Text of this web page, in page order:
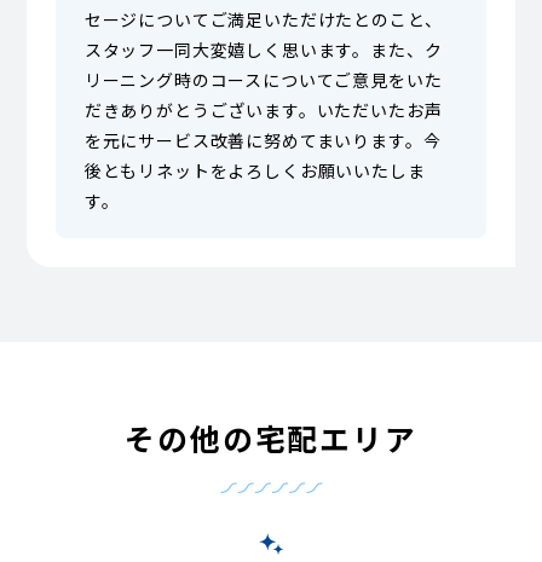
セージについてご満足いただけたとのこと、
スタッフ一同大変嬉しく思います。また、ク
リーニング時のコースについてご意見をいた
だきありがとうございます。いただいたお声
を元にサービス改善に努めてまいります。今
後ともリネットをよろしくお願いいたしま
す。
その他の宅配エリア